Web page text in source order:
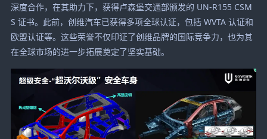
深度合作，在其助力下，获得卢森堡交通部颁发的 UN-R155 CSM
S 证书。此前，创维汽车已获得多项全球认证，包括 WVTA 认证和
欧盟认证等。这些荣誉不仅印证了创维品牌的国际竞争力，也为其
在全球市场的进一步拓展奠定了坚实基础。